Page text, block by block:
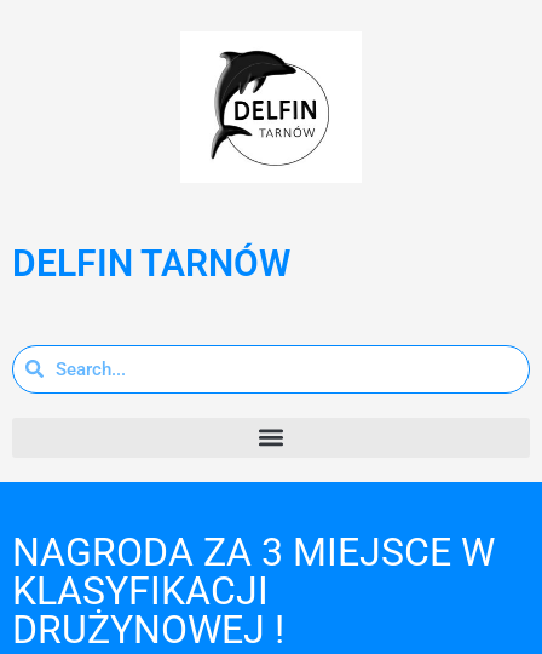
DELFIN TARNÓW
NAGRODA ZA 3 MIEJSCE W
KLASYFIKACJI
DRUŻYNOWEJ !